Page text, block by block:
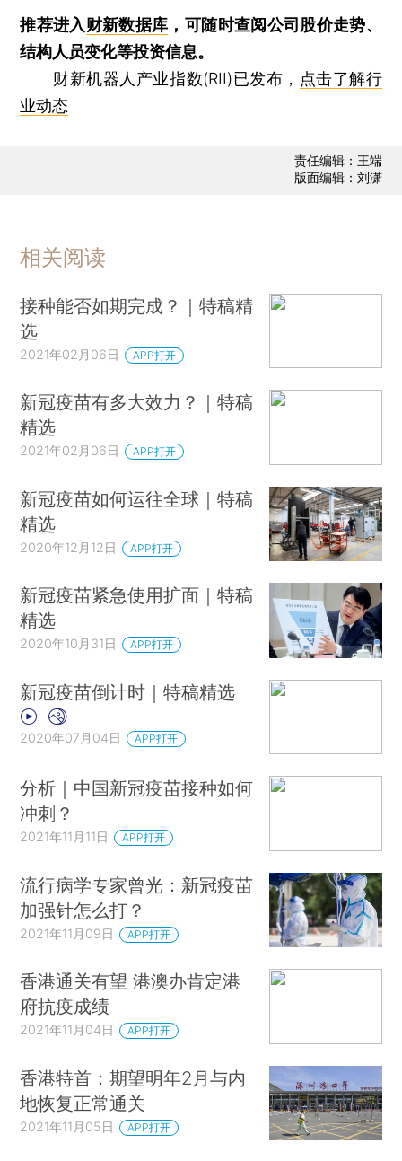
推荐进入财新数据库 ，可随时查阅公司股价走势、
结构人员变化等投资信息。
财新机器人产业指数(RII)已发布， 点击了解行
业动态
责任编辑：王端
版面编辑：刘潇
相关阅读
接种能否如期完成？｜特稿精
选
2021年02月06日 APP打开
新冠疫苗有多大效力？｜特稿
精选
2021年02月06日 APP打开
新冠疫苗如何运往全球｜特稿
精选
2020年12月12日 APP打开
新冠疫苗紧急使用扩面｜特稿
精选
2020年10月31日 APP打开
新冠疫苗倒计时｜特稿精选
2020年07月04日 APP打开
分析｜中国新冠疫苗接种如何
冲刺？
2021年11月11日 APP打开
流行病学专家曾光：新冠疫苗
加强针怎么打？
2021年11月09日 APP打开
香港通关有望 港澳办肯定港
府抗疫成绩
2021年11月04日 APP打开
香港特首：期望明年2月与内
地恢复正常通关
2021年11月05日 APP打开